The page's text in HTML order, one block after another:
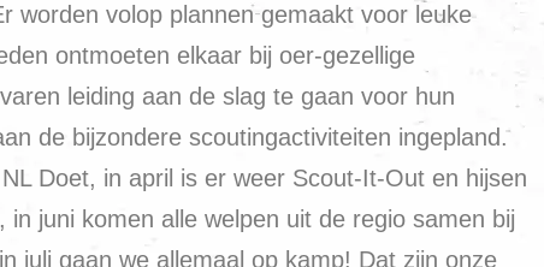
worden volop plannen gemaakt voor leuke
ontmoeten elkaar bij oer-gezellige
leiding aan de slag te gaan voor hun
de bijzondere scoutingactiviteiten ingepland.
Doet, in april is er weer Scout-It-Out en hijsen
juni komen alle welpen uit de regio samen bij
juli gaan we allemaal op kamp! Dat zijn onze